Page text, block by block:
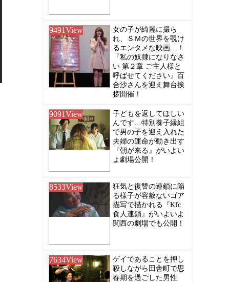
9491View
女の子が綺麗に撮ら
れ、ＳＭの世界を覗け
るエンタメな映画…！
『私の奴隷になりなさ
い 第２章 ご主人様と
呼ばせてください』百
合沙さんを迎え舞台挨
拶開催！
9091View
子どもを返してほしい
んです…特別養子縁組
で男の子を迎え入れた
夫婦の運命が動き出す
『朝が来る』がいよい
よ劇場公開！
8533View
狂気と復讐の連鎖に陥
る様子が容赦ないゴア
描写で描かれる『Kfc
食人連鎖』がいよいよ
関西の劇場でも公開！
7634View
ゲイであることを押し
殺しながら田舎町で思
春期を過ごした男性